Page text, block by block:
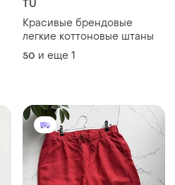
TU
Красивые брендовые
легкие коттоновые штаны
50 и еще 1